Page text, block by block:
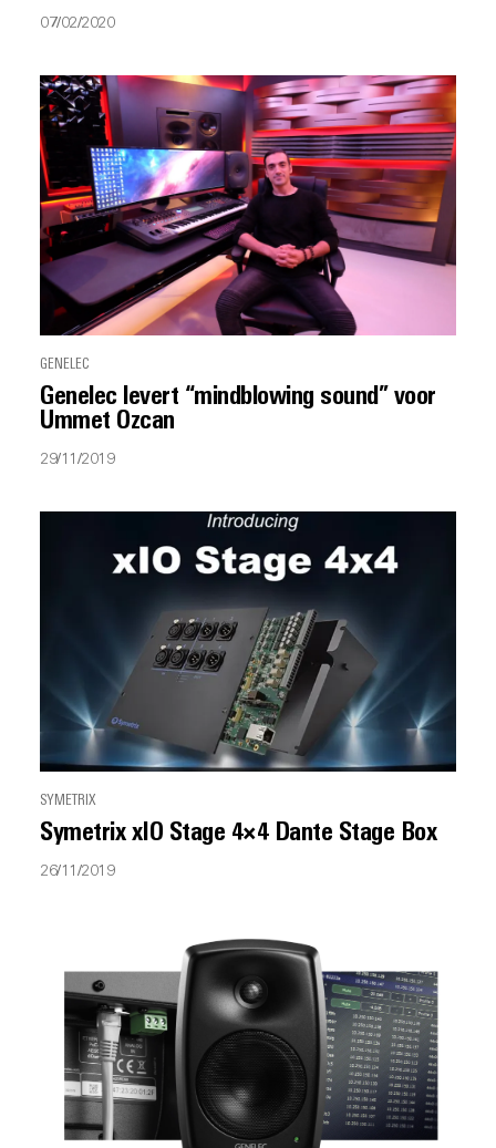
07/02/2020
GENELEC
Genelec levert “mindblowing sound” voor
Ummet Ozcan
29/11/2019
SYMETRIX
Symetrix xIO Stage 4×4 Dante Stage Box
26/11/2019